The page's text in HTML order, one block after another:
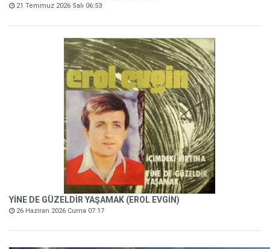
21 Temmuz 2026 Salı 06:53
YİNE DE GÜZELDİR YAŞAMAK (EROL EVGİN)
26 Haziran 2026 Cuma 07:17